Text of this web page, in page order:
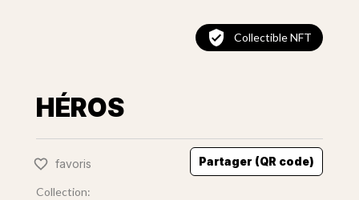
Collectible NFT
HÉROS
favoris Partager (QR code)
Collection: